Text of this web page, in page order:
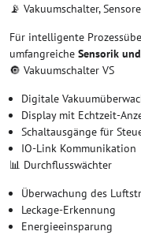
📡 Vakuumschalter,
Für intelligente
umfangreiche Sensorik
🔘 Vakuumschalter VS
Digitale
Display mit Echtzeit-
Schaltausgänge für
IO-Link Kommunikation
📊 Durchflusswächter
Überwachung des
Leckage-Erkennung
Energieeinsparung